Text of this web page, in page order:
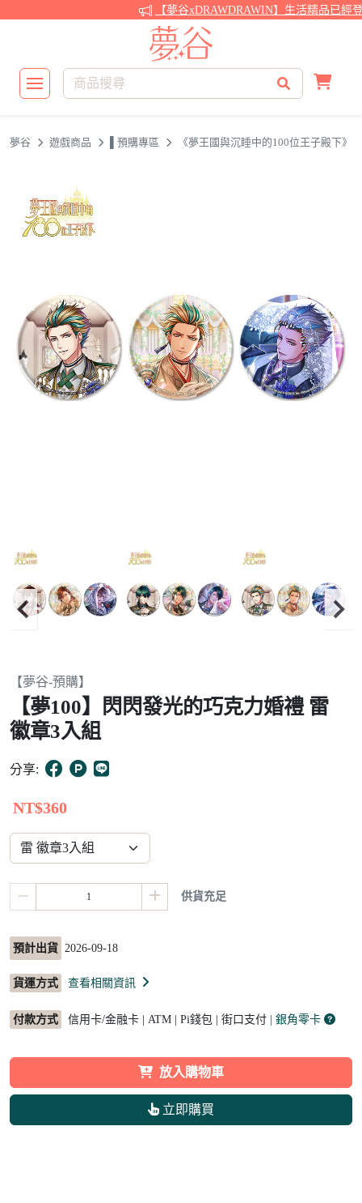
【夢谷xDRAWDRAWIN】生活精品已經登
夢谷 遊戲商品 ▌預購專區 《夢王國與沉睡中的100位王子殿下》
Item
of
5
【夢谷-預購】
【夢100】閃閃發光的巧克力婚禮 雷
徽章3入組
分享:
NT$360
供貨充足
預計出貨 2026-09-18
貨運方式 查看相關資訊
付款方式 信用卡/金融卡 | ATM | Pi錢包 | 街口支付 | 銀角零卡
放入購物車
立即購買